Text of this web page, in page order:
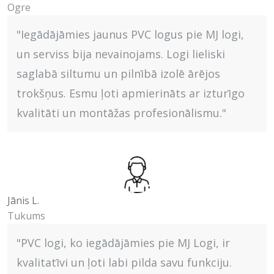
Ogre
"Iegādājāmies jaunus PVC logus pie MJ logi,
un serviss bija nevainojams. Logi lieliski
saglabā siltumu un pilnībā izolē ārējos
trokšņus. Esmu ļoti apmierināts ar izturīgo
kvalitāti un montāžas profesionālismu."
Jānis L.
Tukums
"PVC logi, ko iegādājāmies pie MJ Logi, ir
kvalitatīvi un ļoti labi pilda savu funkciju.